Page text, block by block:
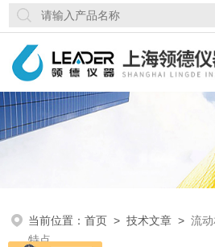
当前位置：首页 >技术文章 >流
特点